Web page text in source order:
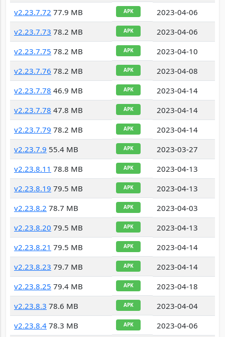
v2.23.7.72 77.9 MB APK
2023-04-06
v2.23.7.73 78.2 MB APK
2023-04-06
v2.23.7.75 78.2 MB APK
2023-04-10
v2.23.7.76 78.2 MB APK
2023-04-08
v2.23.7.78 46.9 MB APK
2023-04-14
v2.23.7.78 47.8 MB APK
2023-04-14
v2.23.7.79 78.2 MB APK
2023-04-14
v2.23.7.9 55.4 MB APK
2023-03-27
v2.23.8.11 78.8 MB APK
2023-04-13
v2.23.8.19 79.5 MB APK
2023-04-13
v2.23.8.2 78.7 MB APK
2023-04-03
v2.23.8.20 79.5 MB APK
2023-04-13
v2.23.8.21 79.5 MB APK
2023-04-14
v2.23.8.23 79.7 MB APK
2023-04-14
v2.23.8.25 79.4 MB APK
2023-04-18
v2.23.8.3 78.6 MB APK
2023-04-04
v2.23.8.4 78.3 MB APK 2023-04-06